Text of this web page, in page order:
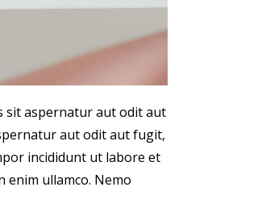
sit aspernatur aut odit aut
aut odit aut fugit,
incididunt ut labore et
enim ullamco. Nemo